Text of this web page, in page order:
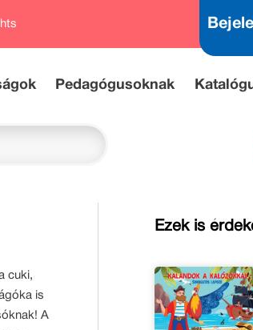
Pedagógusoknak
cuki,
is
A
Ezek is